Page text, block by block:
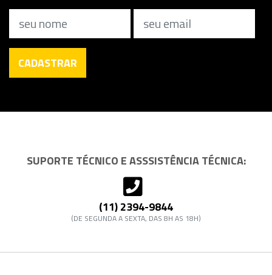
CADASTRAR
SUPORTE TÉCNICO E ASSSISTÊNCIA TÉCNICA:
(11) 2394-9844
(DE SEGUNDA A SEXTA, DAS 8H AS 18H)